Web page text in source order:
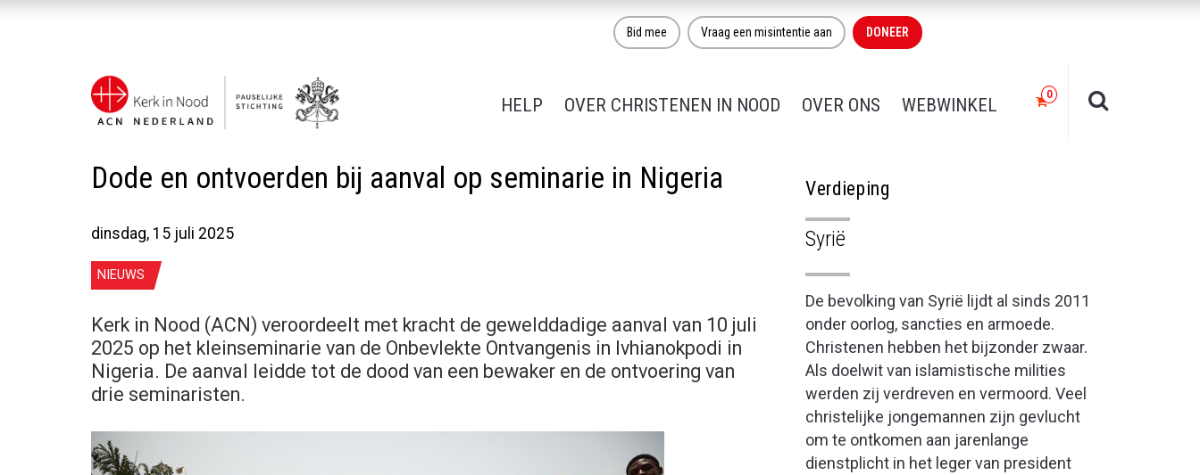
Bid mee Vraag een misintentie aan DONEER
HELP OVER CHRISTENEN IN NOOD OVER ONS WEBWINKEL
Dode en ontvoerden bij aanval op seminarie in Nigeria
dinsdag, 15 juli 2025
NIEUWS
Kerk in Nood (ACN) veroordeelt met kracht de gewelddadige aanval van 10 juli
2025 op het kleinseminarie van de Onbevlekte Ontvangenis in Ivhianokpodi in
Nigeria. De aanval leidde tot de dood van een bewaker en de ontvoering van
drie seminaristen.
Verdieping
Syrië
De bevolking van Syrië lijdt al sinds 2011
onder oorlog, sancties en armoede.
Christenen hebben het bijzonder zwaar.
Als doelwit van islamistische milities
werden zij verdreven en vermoord. Veel
christelijke jongemannen zijn gevlucht
om te ontkomen aan jarenlange
dienstplicht in het leger van president